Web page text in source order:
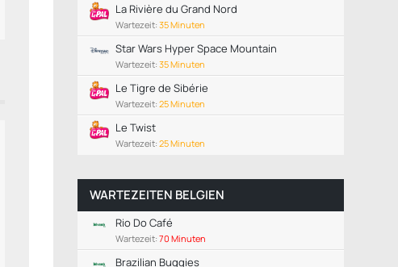
La Rivière du Grand Nord
Wartezeit: 35 Minuten
Star Wars Hyper Space Mountain
Wartezeit: 35 Minuten
Le Tigre de Sibérie
Wartezeit: 25 Minuten
Le Twist
Wartezeit: 25 Minuten
WARTEZEITEN BELGIEN
Rio Do Café
Wartezeit: 70 Minuten
Brazilian Buggies